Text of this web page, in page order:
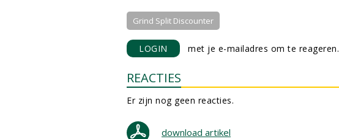
Grind Split Discounter
LOGIN met je e-mailadres om te reageren.
REACTIES
Er zijn nog geen reacties.
download artikel